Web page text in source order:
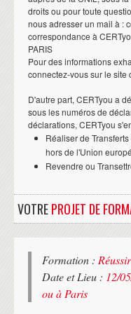
droits ou pour toute
nous adresser un mail à :
correspondance à
PARIS
Pour des informations
connectez-vous sur le site
D'autre part, CERTyou a
sous les numéros de
déclarations, CERTyou
Réaliser de
hors de l'Union
Revendre ou
VOTREPROJET DE
Formation :
Date et Lieu : 12/
ou à Paris